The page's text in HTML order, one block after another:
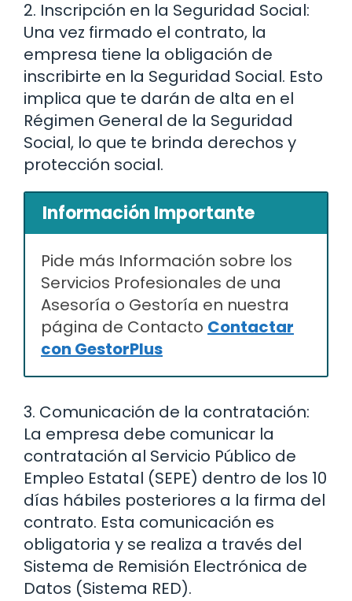
2. Inscripción en la Seguridad Social:
Una vez firmado el contrato, la
empresa tiene la obligación de
inscribirte en la Seguridad Social. Esto
implica que te darán de alta en el
Régimen General de la Seguridad
Social, lo que te brinda derechos y
protección social.
Información Importante
Pide más Información sobre los
Servicios Profesionales de una
Asesoría o Gestoría en nuestra
página de Contacto Contactar
con GestorPlus
3. Comunicación de la contratación:
La empresa debe comunicar la
contratación al Servicio Público de
Empleo Estatal (SEPE) dentro de los 10
días hábiles posteriores a la firma del
contrato. Esta comunicación es
obligatoria y se realiza a través del
Sistema de Remisión Electrónica de
Datos (Sistema RED).